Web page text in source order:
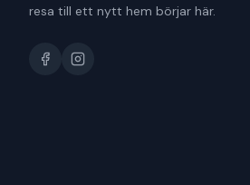
resa till ett nytt hem börjar här.